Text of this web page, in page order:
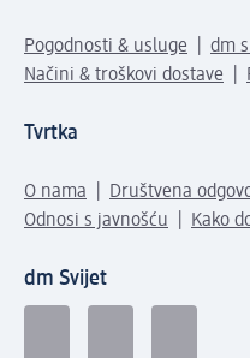
Pogodnosti & usluge
dm
Načini & troškovi dostave
Tvrtka
O nama Društvena
Odnosi s javnošću
Kako
dm Svijet